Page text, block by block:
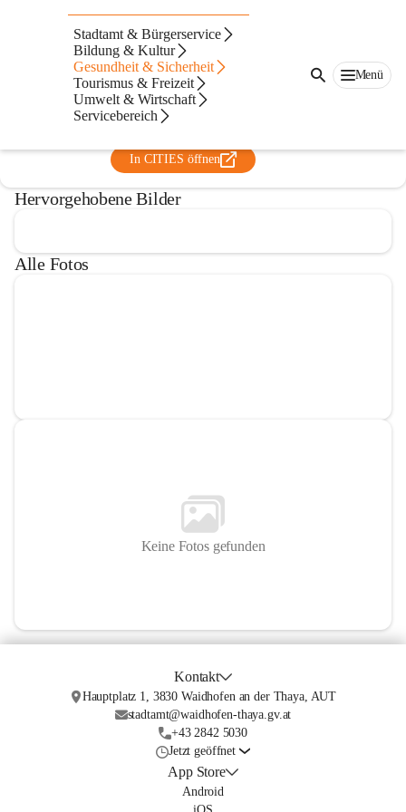
Stadtamt & Bürgerservice
Bildung & Kultur
Gesundheit & Sicherheit
Tourismus & Freizeit
Umwelt & Wirtschaft
Servicebereich
Menü
wajube Waldviertler
Jugendberatungsstelle
Waidhofen/Thaya
@wajube-waldviertler-jugendberatungsstellen
Beratung
In CITIES öffnen
Hervorgehobene Bilder
Alle Fotos
Keine Fotos gefunden
Kontakt
Hauptplatz 1, 3830 Waidhofen an der Thaya, AUT
stadtamt@waidhofen-thaya.gv.at
+43 2842 5030
Jetzt geöffnet
App Store
Android